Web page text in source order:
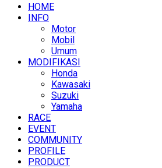
HOME
INFO
Motor
Mobil
Umum
MODIFIKASI
Honda
Kawasaki
Suzuki
Yamaha
RACE
EVENT
COMMUNITY
PROFILE
PRODUCT